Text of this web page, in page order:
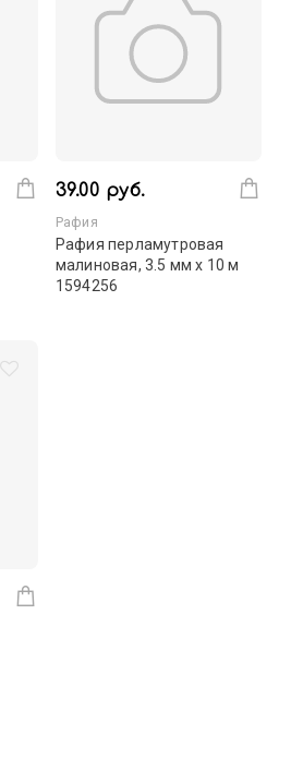
39.00 руб.
Рафия
Рафия перламутровая
малиновая, 3.5 мм х 10 м
1594256